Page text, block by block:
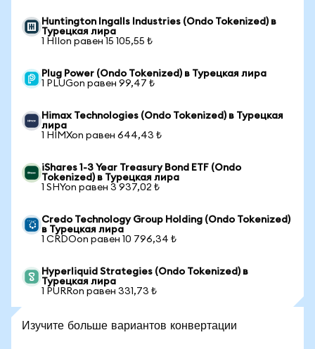
Huntington Ingalls Industries (Ondo Tokenized) в
Турецкая лира
1 HIIon равен 15 105,55 ₺
Plug Power (Ondo Tokenized) в Турецкая лира
1 PLUGon равен 99,47 ₺
Himax Technologies (Ondo Tokenized) в Турецкая
лира
1 HIMXon равен 644,43 ₺
iShares 1-3 Year Treasury Bond ETF (Ondo
Tokenized) в Турецкая лира
1 SHYon равен 3 937,02 ₺
Credo Technology Group Holding (Ondo Tokenized)
в Турецкая лира
1 CRDOon равен 10 796,34 ₺
Hyperliquid Strategies (Ondo Tokenized) в
Турецкая лира
1 PURRon равен 331,73 ₺
Изучите больше вариантов конвертации